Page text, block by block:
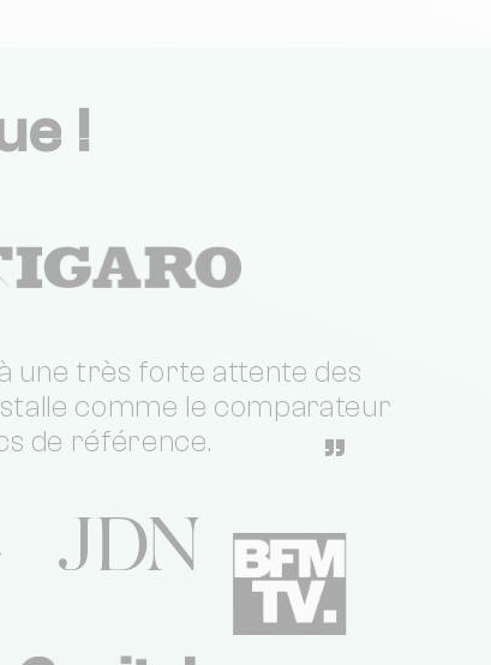
!
une très forte attente des
comme le comparateur
de référence.
”